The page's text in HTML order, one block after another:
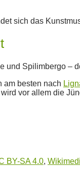
sich das
Spilimbergo –
am besten nach
vor allem die
BY-SA 4.0,